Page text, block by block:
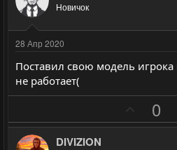
т
в
н
ы
г
Новичок
28 Апр 2020
Поставил свою модель
не работает(
о
0
DIVIZION